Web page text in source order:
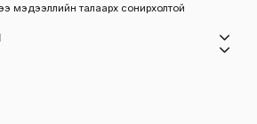
мэдээллийн талаарх сонирхолтой